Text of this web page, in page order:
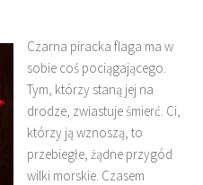
Czarna piracka flaga ma w
sobie coś pociągającego.
Tym, którzy staną jej na
drodze, zwiastuje śmierć. Ci,
którzy ją wznoszą, to
przebiegłe, żądne przygód
wilki morskie. Czasem